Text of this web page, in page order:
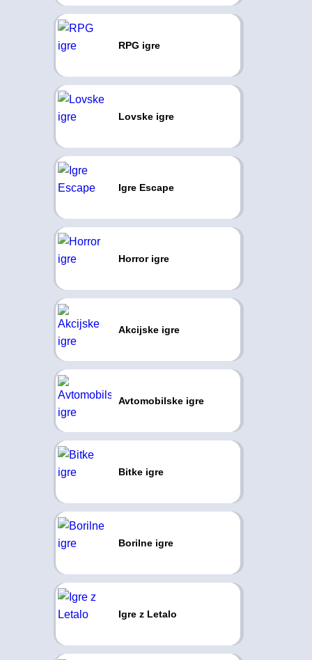
RPG igre
Lovske igre
Igre Escape
Horror igre
Akcijske igre
Avtomobilske igre
Bitke igre
Borilne igre
Igre z Letalo